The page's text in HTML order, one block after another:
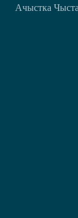
Ачыстка